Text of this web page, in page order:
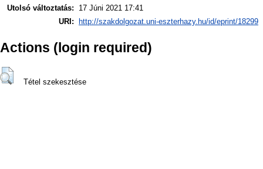
Utolsó változtatás:
17 Júni 2021 17:41
URI:
http://szakdolgozat.uni-eszterhazy.hu/id/eprint/18299
Actions (login required)
Tétel szekesztése